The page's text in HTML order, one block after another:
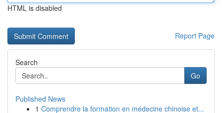
HTML is disabled
Report Page
Search
Go
Published News
1 Comprendre la formation en médecine chinoise et...